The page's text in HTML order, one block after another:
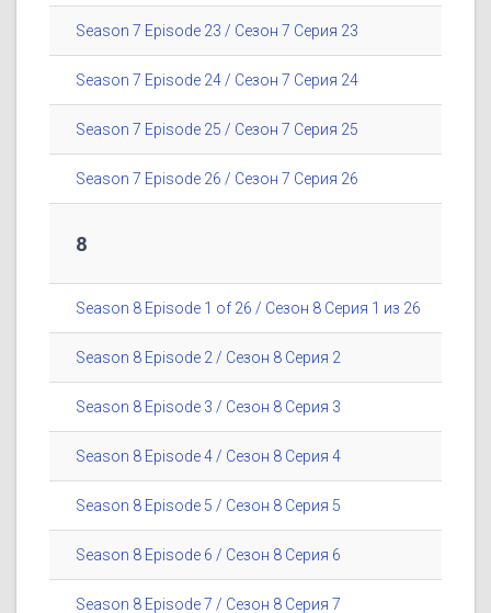
Season 7 Episode 23 / Сезон 7 Серия 23
Season 7 Episode 24 / Сезон 7 Серия 24
Season 7 Episode 25 / Сезон 7 Серия 25
Season 7 Episode 26 / Сезон 7 Серия 26
8
Season 8 Episode 1 of 26 / Сезон 8 Серия 1 из 26
Season 8 Episode 2 / Сезон 8 Серия 2
Season 8 Episode 3 / Сезон 8 Серия 3
Season 8 Episode 4 / Сезон 8 Серия 4
Season 8 Episode 5 / Сезон 8 Серия 5
Season 8 Episode 6 / Сезон 8 Серия 6
Season 8 Episode 7 / Сезон 8 Серия 7